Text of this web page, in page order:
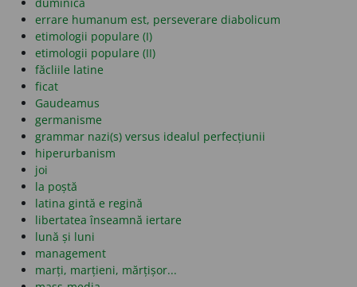
errare humanum est, perseverare diabolicum
etimologii populare (I)
etimologii populare (II)
făcliile latine
ficat
Gaudeamus
germanisme
grammar nazi(s) versus idealul perfecțiunii
hiperurbanism
joi
la poștă
latina gintă e regină
libertatea înseamnă iertare
lună și luni
management
marți, marțieni, mărțișor...